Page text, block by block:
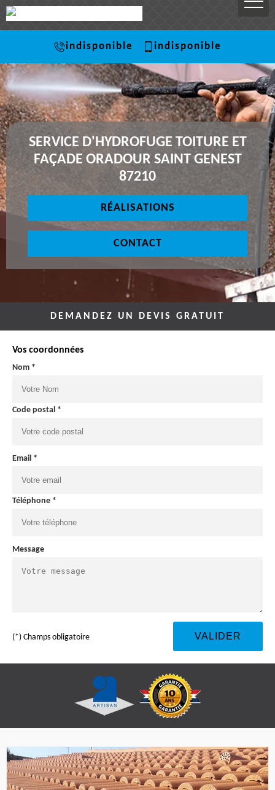
indisponible indisponible
SERVICE D'HYDROFUGE TOITURE ET
FAÇADE ORADOUR SAINT GENEST
87210
RÉALISATIONS
CONTACT
DEMANDEZ UN DEVIS GRATUIT
Vos coordonnées
Nom *
Code postal *
Email *
Téléphone *
Message
(*) Champs obligatoire